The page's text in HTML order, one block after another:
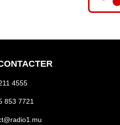
4555
853 7721